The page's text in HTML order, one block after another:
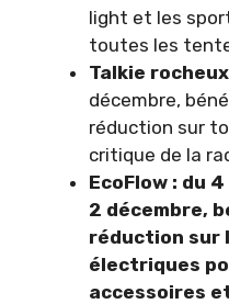
light et les
toutes les
Talkie rocheux
décembre,
réduction sur
critique de la
EcoFlow : du
2 décembre,
réduction sur
électriques
accessoires